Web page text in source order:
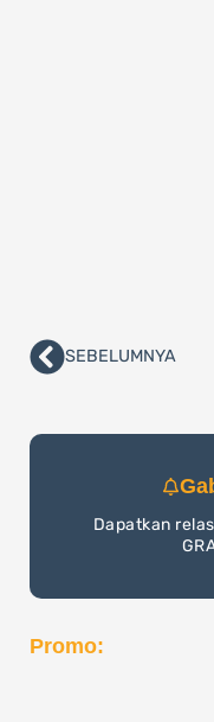
PrevSEBELUMNYA
Dapatkan
Promo: